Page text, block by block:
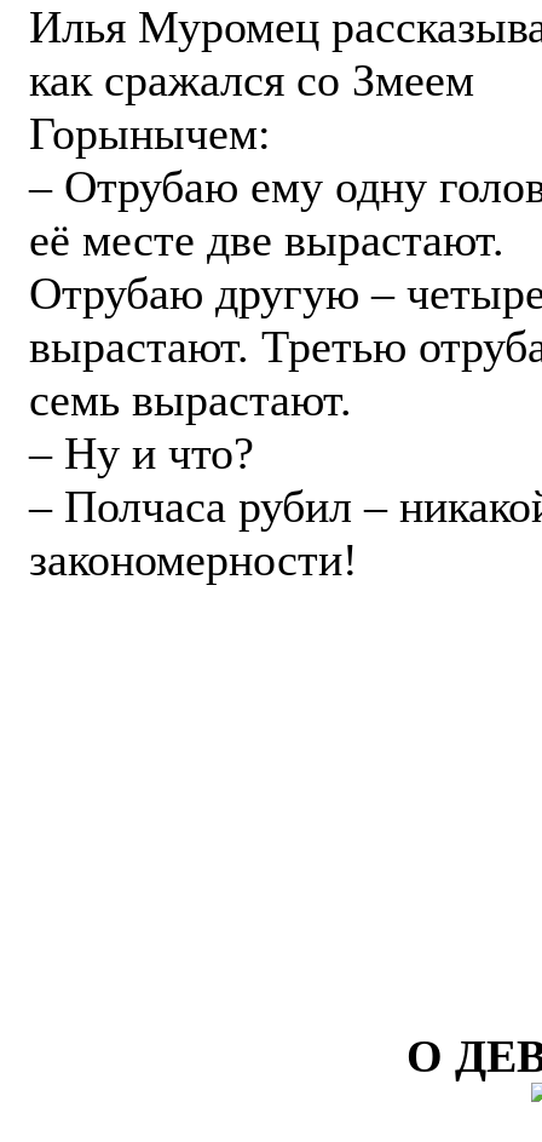
Илья Муромец
как сражался со Змеем
Горынычем:
– Отрубаю ему одну
её месте две вырастают.
Отрубаю другую –
вырастают. Третью
семь вырастают.
– Ну и что?
– Полчаса рубил –
закономерности!
О